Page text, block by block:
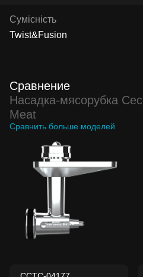
Сумісність
Twist&Fusion
Сравнение
Насадка-мясорубка
Meat
Сравнить больше моделей